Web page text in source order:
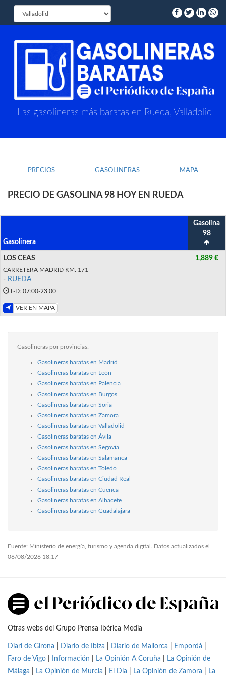
Las gasolineras más baratas en Rueda, Valladolid
PRECIOS GASOLINERAS MAPA
PRECIO DE GASOLINA 98 HOY EN RUEDA
Gasolinera
Gasolina
98
LOS CEAS
CARRETERA MADRID KM. 171
- RUEDA
L-D: 07:00-23:00
VER EN MAPA
1,889 €
Gasolineras por provincias:
Gasolineras baratas en Madrid
Gasolineras baratas en León
Gasolineras baratas en Palencia
Gasolineras baratas en Burgos
Gasolineras baratas en Soria
Gasolineras baratas en Zamora
Gasolineras baratas en Valladolid
Gasolineras baratas en Ávila
Gasolineras baratas en Segovia
Gasolineras baratas en Salamanca
Gasolineras baratas en Toledo
Gasolineras baratas en Ciudad Real
Gasolineras baratas en Cuenca
Gasolineras baratas en Albacete
Gasolineras baratas en Guadalajara
Fuente: Ministerio de energía, turismo y agenda digital. Datos actualizados el
06/08/2026 18:17
Otras webs del Grupo Prensa Ibérica Media
Diari de Girona Diario de Ibiza Diario de Mallorca Empordà
Faro de Vigo
Información La Opinión A Coruña
La Opinión de
Málaga
La Opinión de Murcia El Día La Opinión de Zamora La